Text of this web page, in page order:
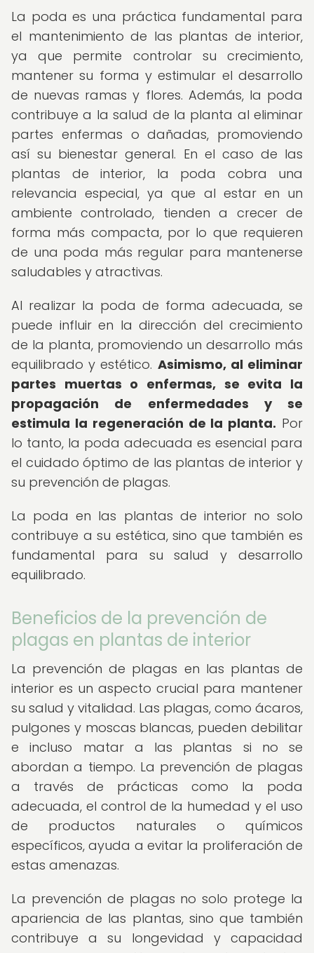
La poda es una práctica fundamental para
el mantenimiento de las plantas de interior,
ya que permite controlar su crecimiento,
mantener su forma y estimular el desarrollo
de nuevas ramas y flores. Además, la poda
contribuye a la salud de la planta al eliminar
partes enfermas o dañadas, promoviendo
así su bienestar general. En el caso de las
plantas de interior, la poda cobra una
relevancia especial, ya que al estar en un
ambiente controlado, tienden a crecer de
forma más compacta, por lo que requieren
de una poda más regular para mantenerse
saludables y atractivas.
Al realizar la poda de forma adecuada, se
puede influir en la dirección del crecimiento
de la planta, promoviendo un desarrollo más
equilibrado y estético. Asimismo, al eliminar
partes muertas o enfermas, se evita la
propagación de enfermedades y se
estimula la regeneración de la planta. Por
lo tanto, la poda adecuada es esencial para
el cuidado óptimo de las plantas de interior y
su prevención de plagas.
La poda en las plantas de interior no solo
contribuye a su estética, sino que también es
fundamental para su salud y desarrollo
equilibrado.
Beneficios de la prevención de
plagas en plantas de interior
La prevención de plagas en las plantas de
interior es un aspecto crucial para mantener
su salud y vitalidad. Las plagas, como ácaros,
pulgones y moscas blancas, pueden debilitar
e incluso matar a las plantas si no se
abordan a tiempo. La prevención de plagas
a través de prácticas como la poda
adecuada, el control de la humedad y el uso
de productos naturales o químicos
específicos, ayuda a evitar la proliferación de
estas amenazas.
La prevención de plagas no solo protege la
apariencia de las plantas, sino que también
contribuye a su longevidad y capacidad